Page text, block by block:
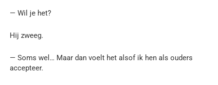
— Wil je het?
Hij zweeg.
— Soms wel… Maar dan voelt het alsof ik hen als ouders
accepteer.